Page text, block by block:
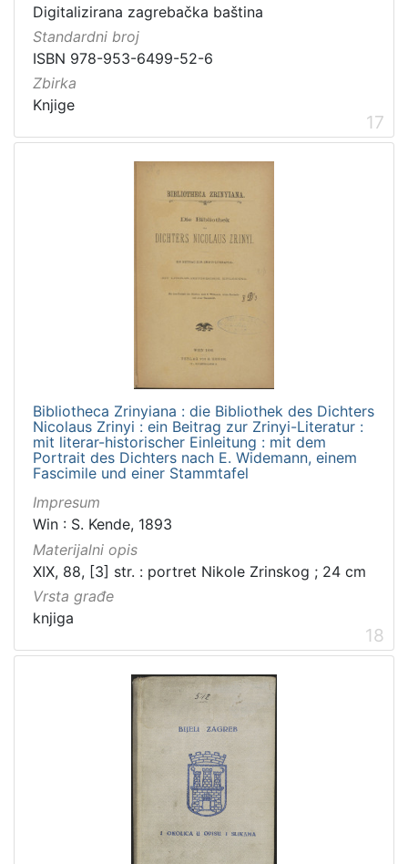
Digitalizirana zagrebačka baština
Standardni broj
ISBN 978-953-6499-52-6
Zbirka
Knjige
17
Bibliotheca Zrinyiana : die Bibliothek des Dichters
Nicolaus Zrinyi : ein Beitrag zur Zrinyi-Literatur :
mit literar-historischer Einleitung : mit dem
Portrait des Dichters nach E. Widemann, einem
Fascimile und einer Stammtafel
Impresum
Win : S. Kende, 1893
Materijalni opis
XIX, 88, [3] str. : portret Nikole Zrinskog ; 24 cm
Vrsta građe
knjiga
18